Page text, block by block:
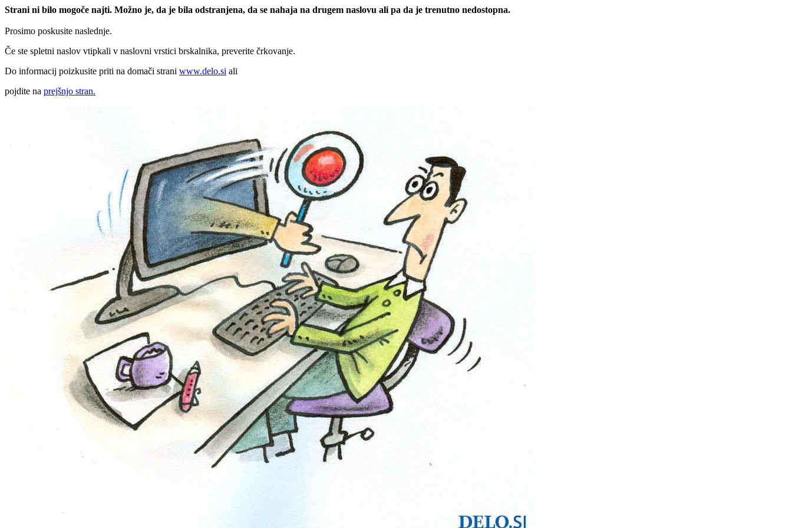
Strani ni bilo mogoče najti. Možno je, da je bila odstranjena, da se nahaja na drugem naslovu ali pa da je trenutno nedostopna.
Prosimo poskusite naslednje.
Če ste spletni naslov vtipkali v naslovni vrstici brskalnika, preverite črkovanje.
Do informacij poizkusite priti na domači strani www.delo.si ali
pojdite na prejšnjo stran.